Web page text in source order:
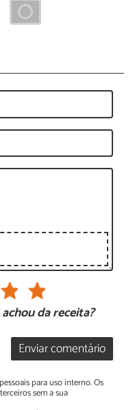
da receita?
Enviar comentário
para uso interno. Os
sem a sua